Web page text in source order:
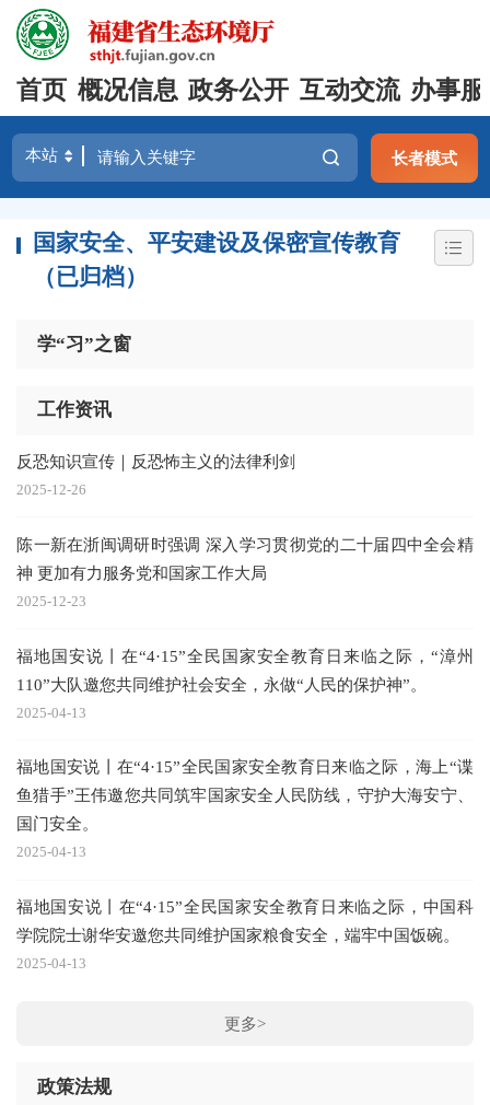
首页 概况信息 政务公开 互动交流 办事
长者模式
国家安全、平安建设及保密宣传教育
（已归档）
学“习”之窗
工作资讯
反恐知识宣传｜反恐怖主义的法律利剑
2025-12-26
陈一新在浙闽调研时强调 深入学习贯彻党的二十届四中全会精
神 更加有力服务党和国家工作大局
2025-12-23
福地国安说丨在“4·15”全民国家安全教育日来临之际，“漳州
110”大队邀您共同维护社会安全，永做“人民的保护神”。
2025-04-13
福地国安说丨在“4·15”全民国家安全教育日来临之际，海上“谍
鱼猎手”王伟邀您共同筑牢国家安全人民防线，守护大海安宁、
国门安全。
2025-04-13
福地国安说丨在“4·15”全民国家安全教育日来临之际，中国科
学院院士谢华安邀您共同维护国家粮食安全，端牢中国饭碗。
2025-04-13
更多>
政策法规